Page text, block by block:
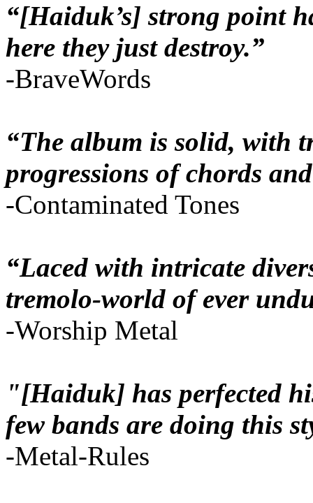
“[Haiduk’s] strong point
here they just destroy.”
-BraveWords
“The album is solid, with
progressions of chords
-Contaminated Tones
“Laced with intricate
tremolo-world of ever
-Worship Metal
"[Haiduk] has perfected
few bands are doing this
-Metal-Rules